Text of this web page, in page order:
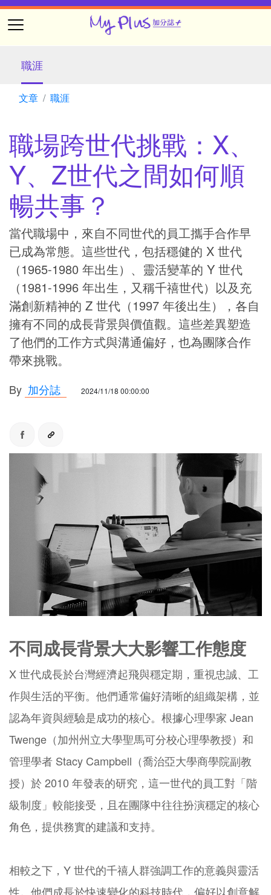
職涯
文章 職涯
職場跨世代挑戰：X、
Y、Z世代之間如何順
暢共事？
當代職場中，來自不同世代的員工攜手合作早
已成為常態。這些世代，包括穩健的 X 世代
（1965-1980 年出生）、靈活變革的 Y 世代
（1981-1996 年出生，又稱千禧世代）以及充
滿創新精神的 Z 世代（1997 年後出生），各自
擁有不同的成長背景與價值觀。這些差異塑造
了他們的工作方式與溝通偏好，也為團隊合作
帶來挑戰。
By 加分誌 2024/11/18 00:00:00
不同成長背景大大影響工作態度
X 世代成長於台灣經濟起飛與穩定期，重視忠誠、工
作與生活的平衡。他們通常偏好清晰的組織架構，並
認為年資與經驗是成功的核心。根據心理學家 Jean
Twenge（加州州立大學聖馬可分校心理學教授）和
管理學者 Stacy Campbell（喬治亞大學商學院副教
授）於 2010 年發表的研究，這一世代的員工對「階
級制度」較能接受，且在團隊中往往扮演穩定的核心
角色，提供務實的建議和支持。
相較之下，Y 世代的千禧人群強調工作的意義與靈活
性。他們成長於快速變化的科技時代，偏好以創意解